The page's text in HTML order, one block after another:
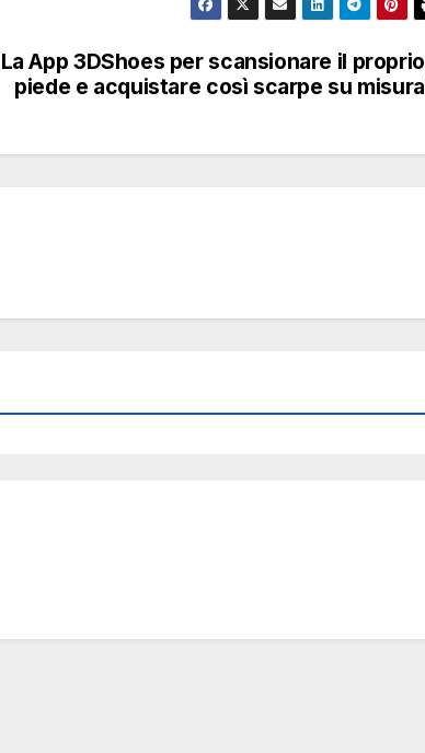
La App 3DShoes per scansionare il proprio
piede e acquistare così scarpe su misura